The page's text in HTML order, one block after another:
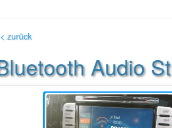
zurück
Audio